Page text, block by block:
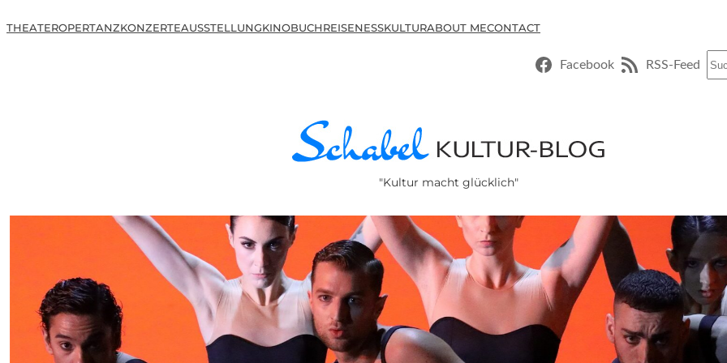
THEATEROPERTANZKONZERTEAUSSTELLUNGKINOBUCHREISENESSKULTURABOUT MECONTACT
Facebook RSS-Feed
"Kultur macht glücklich"